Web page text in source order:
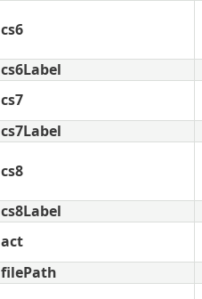
cs6
cs6Label
cs7
cs7Label
cs8
cs8Label
act
filePath